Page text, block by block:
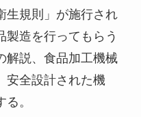
生規則」が施行され
製造を行ってもらう
解説、食品加工機械
安全設計された機
。